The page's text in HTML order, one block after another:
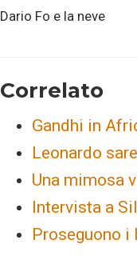
Dario Fo e la neve
Correlato
Gandhi in
Leonardo
Una mimosa
Intervista a
Proseguono i